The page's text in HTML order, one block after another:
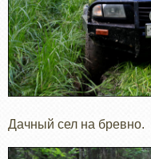
Дачный сел на бревно.